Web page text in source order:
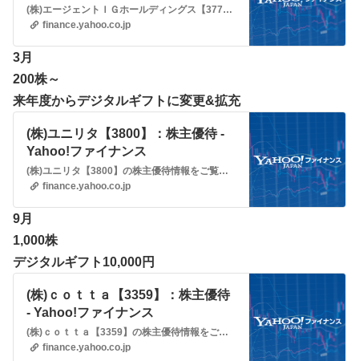
ファイナンス
(株)エージェントＩＧホールディングス【377A】の株主優待情報をご覧いただけます。Yahoo!ファイナンスでは株価速報、チャート、ランキング、ポートフォリオ、ニュース、掲示板など投資判断に役立つ情報を掲載しています。
finance.yahoo.co.jp
3月
200株～
来年度からデジタルギフトに変更&拡充
(株)ユニリタ【3800】：株主優待 -
Yahoo!ファイナンス
(株)ユニリタ【3800】の株主優待情報をご覧いただけます。Yahoo!ファイナンスでは株価速報、チャート、ランキング、ポートフォリオ、ニュース、掲示板など投資判断に役立つ情報を掲載しています。
finance.yahoo.co.jp
9月
1,000株
デジタルギフト10,000円
(株)ｃｏｔｔａ【3359】：株主優待
- Yahoo!ファイナンス
(株)ｃｏｔｔａ【3359】の株主優待情報をご覧いただけます。Yahoo!ファイナンスでは株価速報、チャート、ランキング、ポートフォリオ、ニュース、掲示板など投資判断に役立つ情報を掲載しています。
finance.yahoo.co.jp